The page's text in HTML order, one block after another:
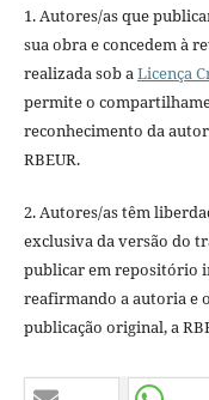
1. Autores/as que
sua obra e concedem à
realizada sob aLicença
permite o
reconhecimento da
RBEUR.
2. Autores/as têm
exclusiva da versão do
publicar em repositório
reafirmando a autoria e
publicação original, a